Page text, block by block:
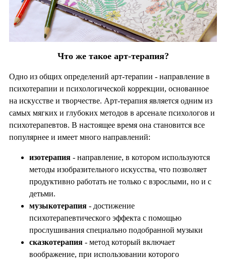
Что же такое арт-терапия?
Одно из общих определений арт-терапии - направление в
психотерапии и психологической коррекции, основанное
на искусстве и творчестве. Арт-терапия является одним из
самых мягких и глубоких методов в арсенале психологов и
психотерапевтов. В настоящее время она становится все
популярнее и имеет много направлений:
изотерапия - направление, в котором используются
методы изобразительного искусства, что позволяет
продуктивно работать не только с взрослыми, но и с
детьми.
музыкотерапия - достижение
психотерапевтического эффекта с помощью
прослушивания специально подобранной музыки
сказкотерапия - метод который включает
воображение, при использовании которого